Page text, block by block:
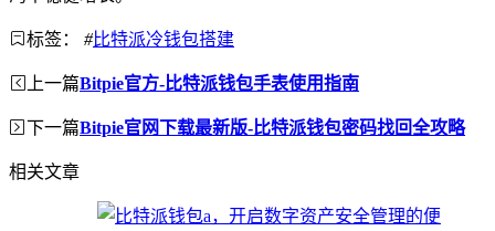
标签： #比特派冷钱包搭建
上一篇Bitpie官方-比特派钱包手表使用指南
下一篇Bitpie官网下载最新版-比特派钱包密码找回全攻略
相关文章